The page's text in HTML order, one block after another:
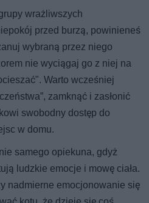
wrażliwszych
przed burzą, powinieneś
wybraną przez niego
nie wyciągaj go z niej na
Warto wcześniej
zamknąć i zasłonić
swobodny dostęp do
w domu.
samego opiekuna, gdyż
ludzkie emocje i mowę ciała.
nadmierne emocjonowanie się